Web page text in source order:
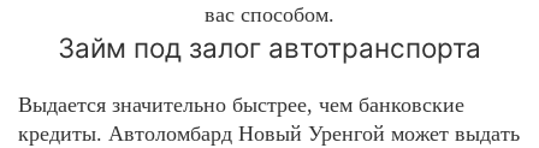
вас способом.
Займ под залог автотранспорта
Выдается значительно быстрее, чем банковские
кредиты. Автоломбард Новый Уренгой может выдать